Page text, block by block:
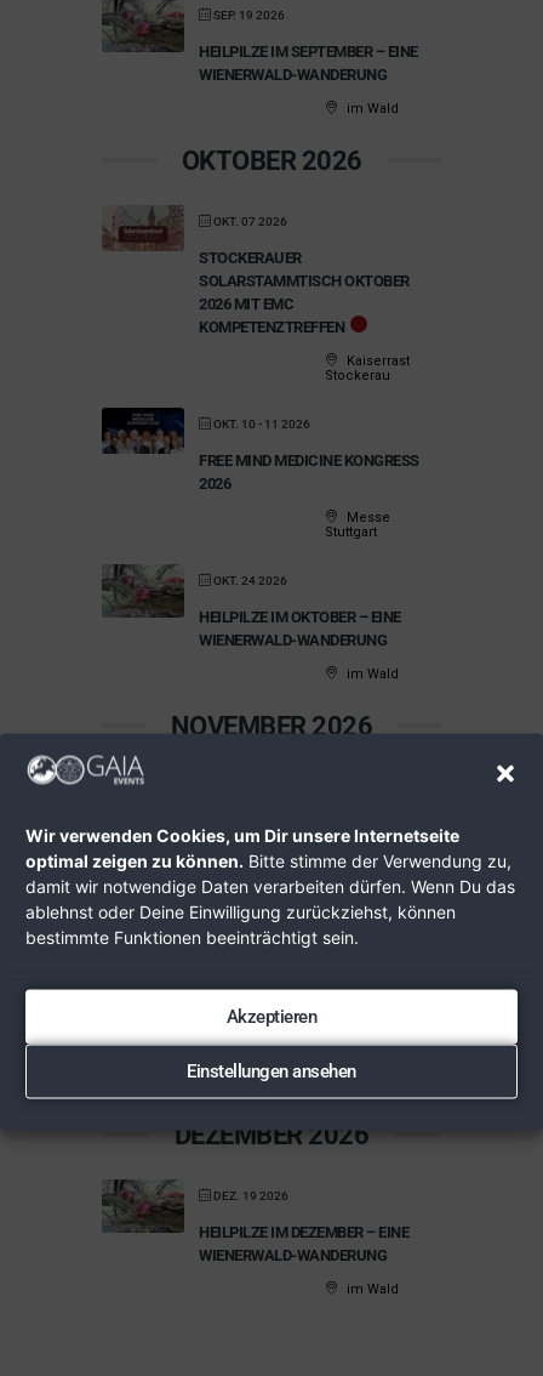
Wir verwenden Cookies, um Dir unsere Internetseite
optimal zeigen zu können. Bitte stimme der Verwendung zu,
damit wir notwendige Daten verarbeiten dürfen. Wenn Du das
ablehnst oder Deine Einwilligung zurückziehst, können
bestimmte Funktionen beeinträchtigt sein.
Akzeptieren
Einstellungen ansehen
SEP. 19 2026
HEILPILZE IM SEPTEMBER – EINE
WIENERWALD-WANDERUNG
im Wald
OKTOBER 2026
OKT. 07 2026
STOCKERAUER
SOLARSTAMMTISCH OKTOBER
2026 MIT EMC
KOMPETENZTREFFEN
Kaiserrast
Stockerau
OKT. 10 - 11 2026
FREE MIND MEDICINE KONGRESS
2026
Messe
Stuttgart
OKT. 24 2026
HEILPILZE IM OKTOBER – EINE
WIENERWALD-WANDERUNG
im Wald
NOVEMBER 2026
SOLARSTAMMTISCH NOVEMBER
2026 MIT EMC
KOMPETENZTREFFEN
Kaiserrast
Stockerau
NOV. 21 2026
HEILPILZE IM NOVEMBER – EINE
WIENERWALD-WANDERUNG
im Wald
DEZEMBER 2026
DEZ. 19 2026
HEILPILZE IM DEZEMBER – EINE
WIENERWALD-WANDERUNG
im Wald